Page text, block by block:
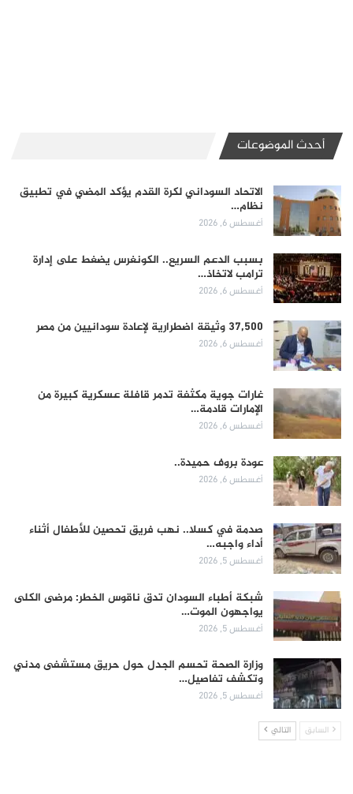
أحدث الموضوعات
الاتحاد السوداني لكرة القدم يؤكد المضي في تطبيق
نظام…
أغسطس 6, 2026
بسبب الدعم السريع.. الكونغرس يضغط على إدارة
ترامب لاتخاذ…
أغسطس 6, 2026
37,500 وثيقة اضطرارية لإعادة سودانيين من مصر
أغسطس 6, 2026
غارات جوية مكثفة تدمر قافلة عسكرية كبيرة من
الإمارات قادمة…
أغسطس 6, 2026
عودة بروف حميدة..
أغسطس 6, 2026
صدمة في كسلا.. نهب فريق تحصين للأطفال أثناء
أداء واجبه…
أغسطس 5, 2026
شبكة أطباء السودان تدق ناقوس الخطر: مرضى الكلى
يواجهون الموت…
أغسطس 5, 2026
وزارة الصحة تحسم الجدل حول حريق مستشفى مدني
وتكشف تفاصيل…
أغسطس 5, 2026
السابق التالي